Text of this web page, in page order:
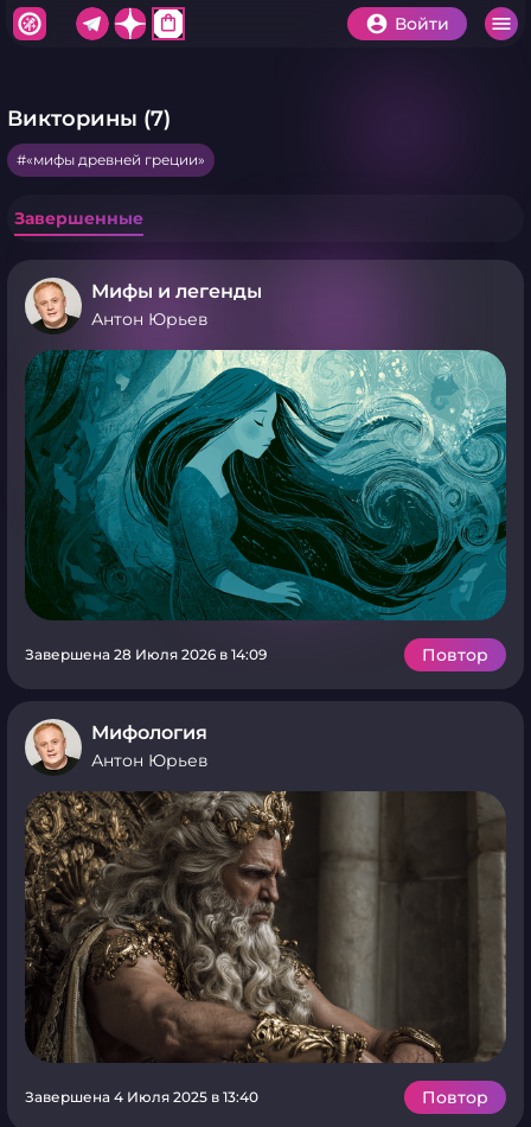
shopping_bag Войти
Викторины (7)
«мифы древней греции»
Завершенные
Мифы и легенды
Антон Юрьев
Завершена 28 Июля 2026 в 14:09 Повтор
Мифология
Антон Юрьев
Завершена 4 Июля 2025 в 13:40 Повтор